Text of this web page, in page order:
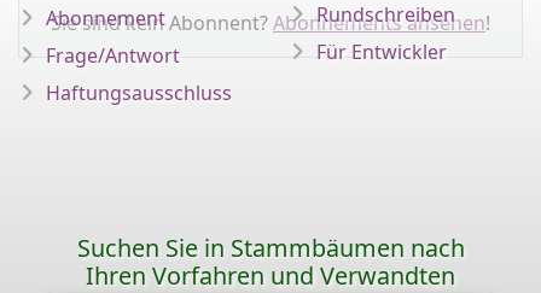
Sie sind kein Abonnent?Abonnements ansehen!
Abonnement
Frage/Antwort
Haftungsausschluss
Rundschreiben
Für Entwickler
Suchen Sie in Stammbäumen nach
Ihren Vorfahren und Verwandten